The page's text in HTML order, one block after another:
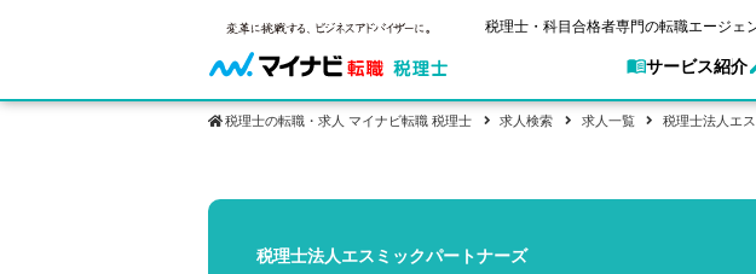
税理士・科目合格者専門の転職エージェ
サービス紹介
マイナビ転職 税理士とは？
ご状況別転職ガイド
税理士試験情報
保有資格別求人情報
税理士の転職・求人 マイナビ転職 税理士 求人検索 求人一覧 税理士法人エ
税理士法人エスミックパートナーズ